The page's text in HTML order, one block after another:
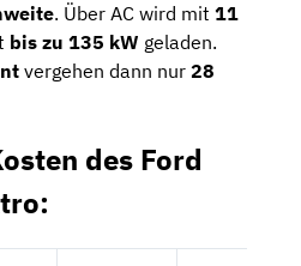
. Über AC wird mit 11
bis zu 135 kW geladen.
vergehen dann nur 28
des Ford